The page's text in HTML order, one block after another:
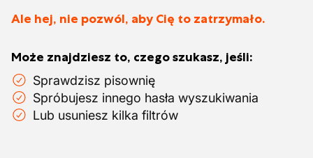
Ale hej, nie pozwól, aby Cię to zatrzymało.
Może znajdziesz to, czego szukasz, jeśli:
Sprawdzisz pisownię
Spróbujesz innego hasła wyszukiwania
Lub usuniesz kilka filtrów